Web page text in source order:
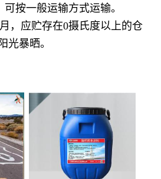
按一般运输方式运输。
，应贮存在0摄氏度以上的仓
光暴晒。